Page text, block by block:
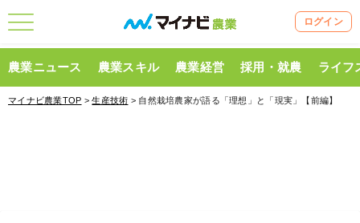
ログイン
農業ニュース 農業スキル 農業経営 採用・就農 ライフ
マイナビ農業TOP >生産技術 > 自然栽培農家が語る「理想」と「現実」【前編】